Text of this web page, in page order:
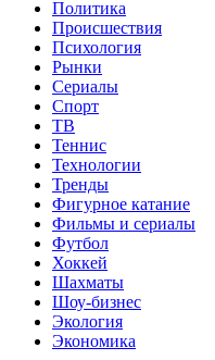
Политика
Происшествия
Психология
Рынки
Сериалы
Спорт
ТВ
Теннис
Технологии
Тренды
Фигурное катание
Фильмы и сериалы
Футбол
Хоккей
Шахматы
Шоу-бизнес
Экология
Экономика